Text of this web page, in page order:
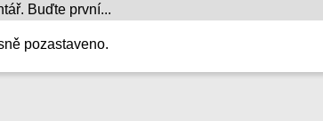
Buďte první...
pozastaveno.